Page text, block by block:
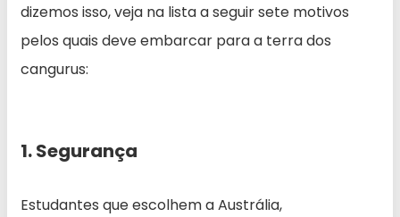
dizemos isso, veja na lista a seguir sete motivos
pelos quais deve embarcar para a terra dos
cangurus:
1. Segurança
Estudantes que escolhem a Austrália,